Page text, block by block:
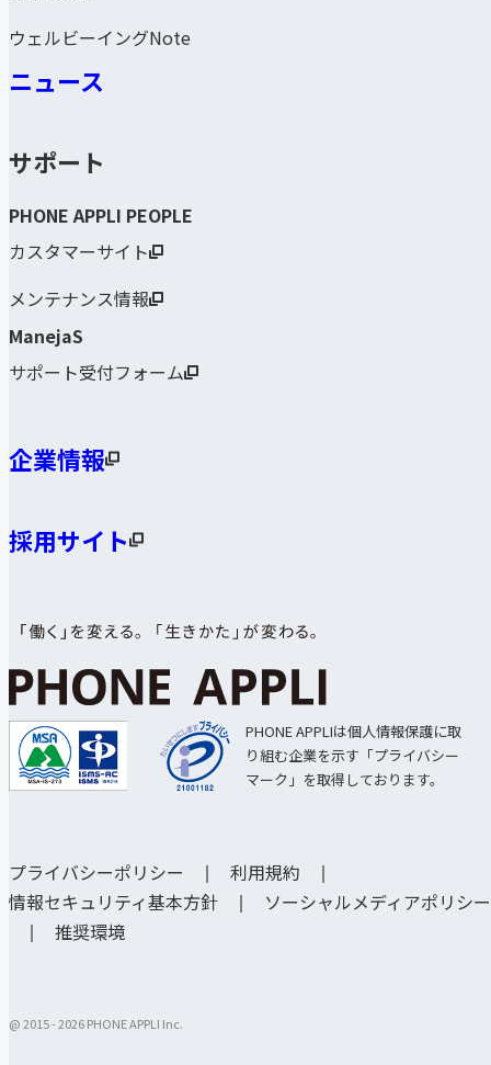
ウェルビーイングNote
ニュース
サポート
PHONE APPLI PEOPLE
カスタマーサイト
メンテナンス情報
ManejaS
サポート受付フォーム
企業情報
採用サイト
PHONE APPLIは個人情報保護に取
り組む企業を示す「プライバシー
マーク」を取得しております。
プライバシーポリシー
利用規約
情報セキュリティ基本方針
ソーシャルメディアポリシー
推奨環境
@ 2015 -2026 PHONE APPLI Inc.